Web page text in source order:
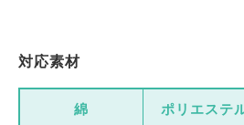
対応素材
綿 ポリエステ